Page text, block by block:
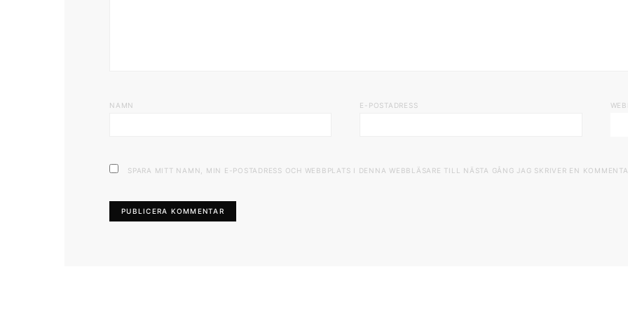
NAMN E-POSTADRESS
SPARA MITT NAMN, MIN E-POSTADRESS OCH WEBBPLATS I DENNA WEBBLÄSARE TILL NÄSTA GÅNG JAG SKRIVER EN